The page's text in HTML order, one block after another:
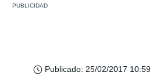
Publicado: 25/02/2017 10:59